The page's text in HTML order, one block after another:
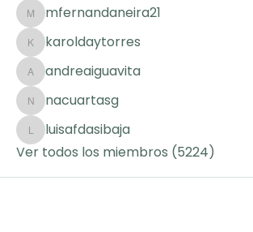
mfernandaneira21
mfernandaneira21
karoldaytorres
karoldaytorres
andreaiguavita
andreaiguavita
nacuartasg
nacuartasg
luisafdasibaja
luisafdasibaja
Ver todos los miembros (5224)